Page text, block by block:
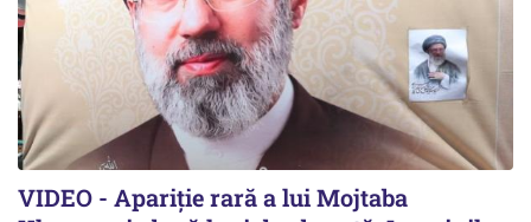
VIDEO - Apariție rară a lui Mojtaba